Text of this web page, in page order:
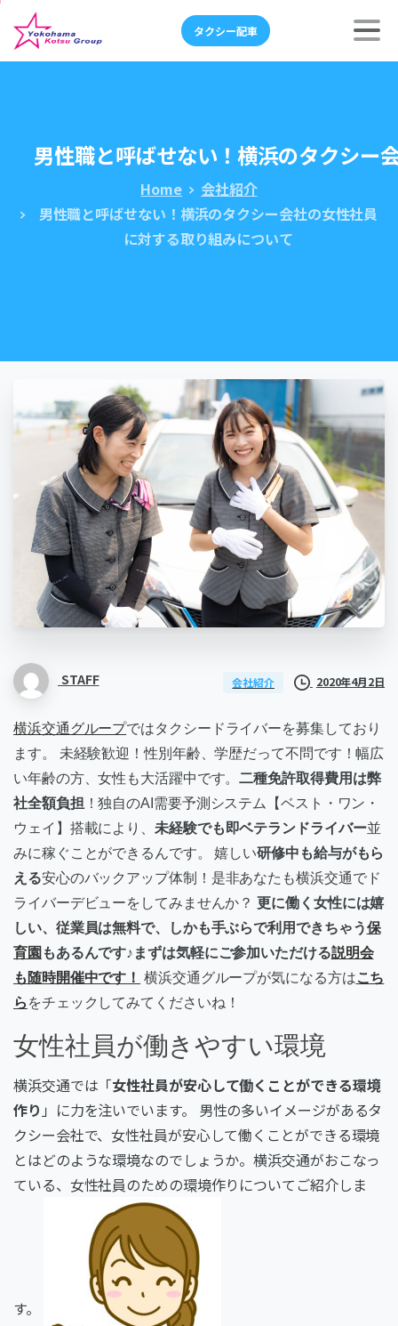
タクシー配車
男性職と呼ばせない！横浜のタクシー
Home
会社紹介
男性職と呼ばせない！横浜のタクシー会社の女性社員
に対する取り組みについて
STAFF 会社紹介 2020年4月2日
横浜交通グループではタクシードライバーを募集しており
ます。 未経験歓迎！性別年齢、学歴だって不問です！幅広
い年齢の方、女性も大活躍中です。二種免許取得費用は弊
社全額負担 ！独自のAI需要予測システム【ベスト・ワン・
ウェイ】搭載により、 未経験でも即ベテランドライバー並
みに稼ぐことができるんです。 嬉しい研修中も給与がもら
える安心のバックアップ体制！是非あなたも横浜交通でド
ライバーデビューをしてみませんか？更に働く女性には嬉
しい、従業員は無料で、しかも手ぶらで利用できちゃう保
育園 もあるんです♪まずは気軽にご参加いただける説明会
も随時開催中です！ 横浜交通グループが気になる方はこち
ら をチェックしてみてくださいね！
女性社員が働きやすい環境
横浜交通では「女性社員が安心して働くことができる環境
作り 」に力を注いでいます。 男性の多いイメージがあるタ
クシー会社で、女性社員が安心して働くことができる環境
とはどのような環境なのでしょうか。横浜交通がおこなっ
ている、女性社員のための環境作りについてご紹介しま
す。